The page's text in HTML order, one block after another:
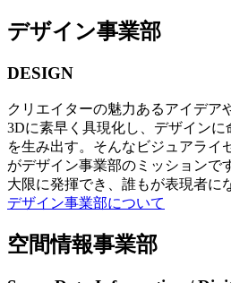
デザイン事業部
DESIGN
クリエイターの魅力あるアイデア
3Dに素早く具現化し、デザイン
を生み出す。そんなビジュアライ
がデザイン事業部のミッションで
大限に発揮でき、誰もが表現者に
デザイン事業部について
空間情報事業部